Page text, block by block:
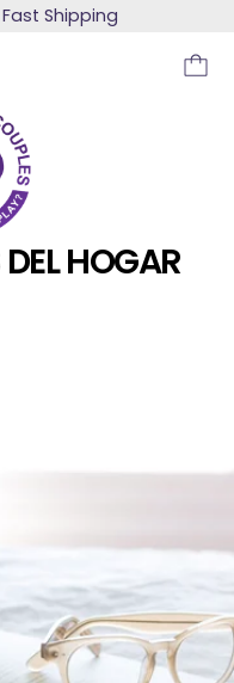
Shipping
HOGAR